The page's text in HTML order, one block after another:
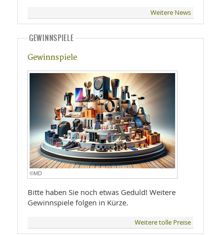
Weitere News
GEWINNSPIELE
Gewinnspiele
©MD
Bitte haben Sie noch etwas Geduld! Weitere
Gewinnspiele folgen in Kürze.
Weitere tolle Preise